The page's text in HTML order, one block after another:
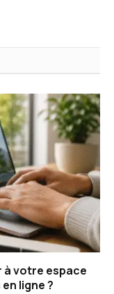
à votre espace
ligne ?